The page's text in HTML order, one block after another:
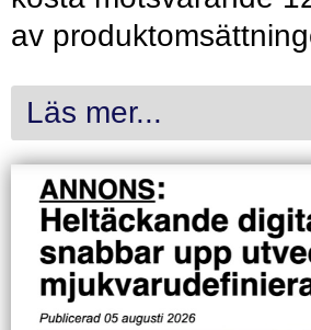
av
Läs mer...